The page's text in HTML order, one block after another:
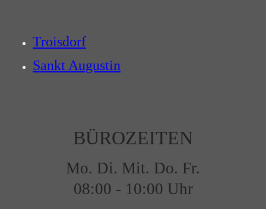
Troisdorf
Sankt Augustin
BÜROZEITEN
Mo. Di. Mit. Do. Fr.
08:00 - 10:00 Uhr